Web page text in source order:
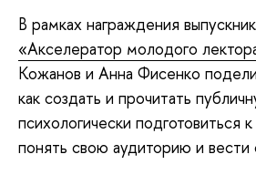
В рамках награждения
«Акселератор молодого
Кожанов и Анна Фисенко
как создать и прочитать
психологически подготовиться
понять свою аудиторию и вести